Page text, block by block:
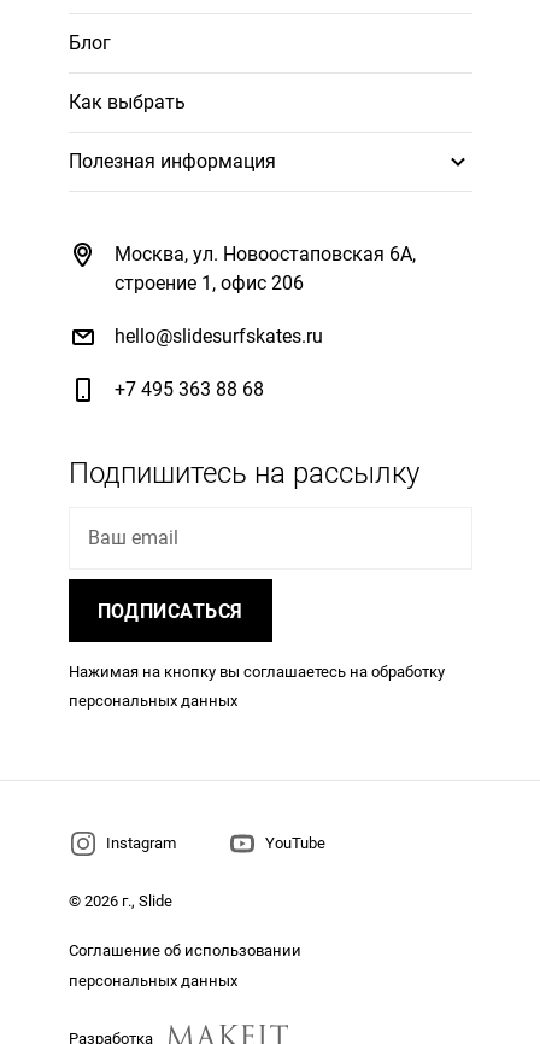
Москва, ул. Новоостаповская 6А,
строение 1, офис 206
hello@slidesurfskates.ru
+7 495 363 88 68
Блог
Как выбрать
Полезная информация
Подпишитесь на рассылку
Ваш email
ПОДПИСАТЬСЯ
Нажимая на кнопку вы соглашаетесь на обработку
персональных данных
© 2026 г., Slide
Соглашение об использовании
персональных данных
Instagram YouTube
Разработка